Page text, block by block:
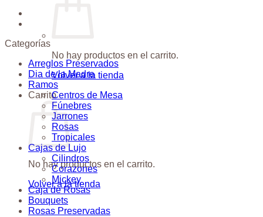
No hay productos en el carrito.
Volver a la tienda
Carrito
No hay productos en el carrito.
Volver a la tienda
Categorías
Arreglos Preservados
Dia de la Madre
Ramos
Centros de Mesa
Fúnebres
Jarrones
Rosas
Tropicales
Cajas de Lujo
Cilindros
Corazones
Mickey
Caja de Rosas
Bouquets
Rosas Preservadas